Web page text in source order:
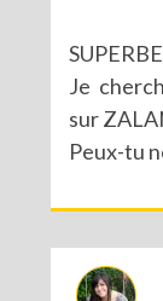
Je
sur
Peux-tu